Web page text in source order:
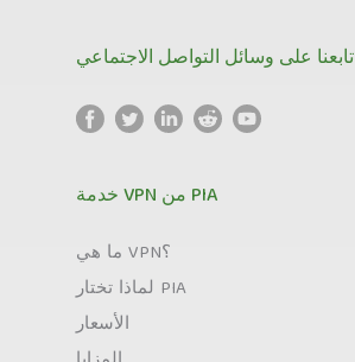
تابعنا على وسائل التواصل الاجتماعي
خدمة VPN من PIA
ما هي VPN؟
لماذا تختار PIA
الأسعار